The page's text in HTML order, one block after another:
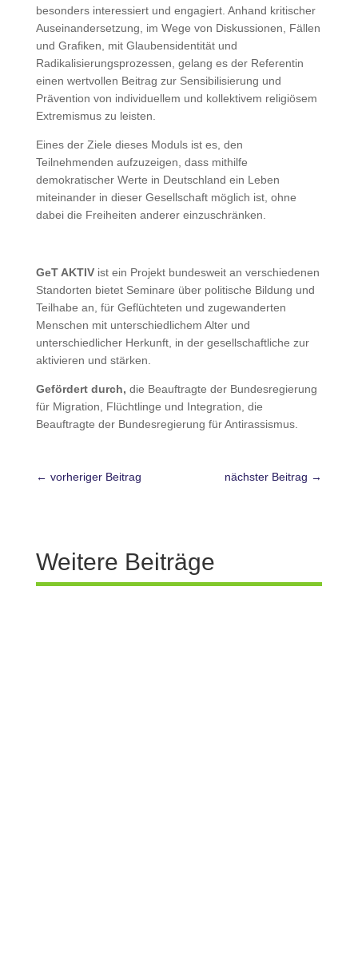
besonders interessiert und engagiert. Anhand kritischer
Auseinandersetzung, im Wege von Diskussionen, Fällen
und Grafiken, mit Glaubensidentität und
Radikalisierungsprozessen, gelang es der Referentin
einen wertvollen Beitrag zur Sensibilisierung und
Prävention von individuellem und kollektivem religiösem
Extremismus zu leisten.
Eines der Ziele dieses Moduls ist es, den
Teilnehmenden aufzuzeigen, dass mithilfe
demokratischer Werte in Deutschland ein Leben
miteinander in dieser Gesellschaft möglich ist, ohne
dabei die Freiheiten anderer einzuschränken.
GeT AKTIVist ein Projekt bundesweit an verschiedenen
Standorten bietet Seminare über politische Bildung und
Teilhabe an, für Geflüchteten und zugewanderten
Menschen mit unterschiedlichem Alter und
unterschiedlicher Herkunft, in der gesellschaftliche zur
aktivieren und stärken.
Gefördert durch, die Beauftragte der Bundesregierung
für Migration, Flüchtlinge und Integration, die
Beauftragte der Bundesregierung für Antirassismus.
← vorheriger Beitrag nächster Beitrag →
Weitere Beiträge